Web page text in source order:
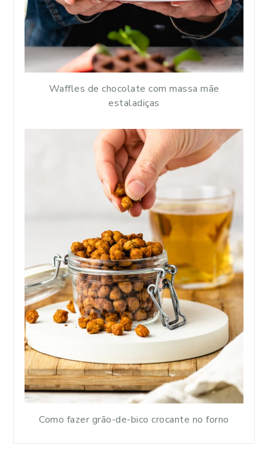
Waffles de chocolate com massa mãe
estaladiças
Como fazer grão-de-bico crocante no forno